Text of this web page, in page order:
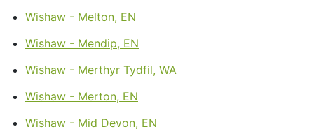
Wishaw - Melton, EN
Wishaw - Mendip, EN
Wishaw - Merthyr Tydfil, WA
Wishaw - Merton, EN
Wishaw - Mid Devon, EN